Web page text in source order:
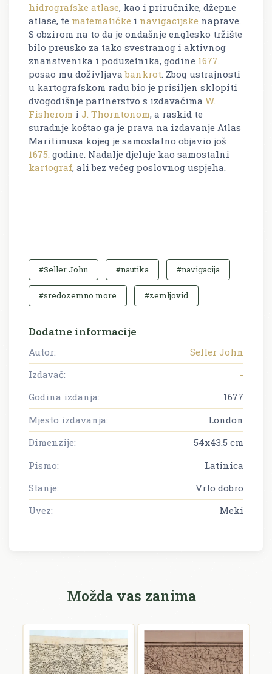
hidrografske atlase, kao i priručnike, džepne
atlase, te matematičke i navigacijske naprave.
S obzirom na to da je ondašnje englesko tržište
bilo preusko za tako svestranog i aktivnog
znanstvenika i poduzetnika, godine 1677.
posao mu doživljavabankrot. Zbog ustrajnosti
u kartografskom radu bio je prisiljen sklopiti
dvogodišnje partnerstvo s izdavačima W.
Fisherom i J. Thorntonom, a raskid te
suradnje koštao ga je prava na izdavanje Atlas
Maritimusa kojeg je samostalno objavio još
1675. godine. Nadalje djeluje kao samostalni
kartograf, ali bez većeg poslovnog uspjeha.
#Seller John #nautika #navigacija
#sredozemno more #zemljovid
Dodatne informacije
Autor:
Seller John
Izdavač:
-
Godina izdanja:
1677
Mjesto izdavanja:
London
Dimenzije:
54x43.5 cm
Pismo:
Latinica
Stanje:
Vrlo dobro
Uvez:
Meki
Možda vas zanima